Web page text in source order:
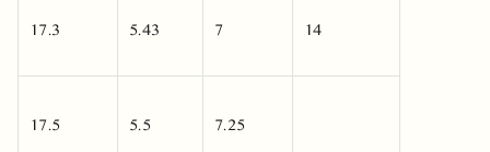
17.3 5.43 7 14
17.5 5.5 7.25